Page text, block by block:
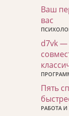
Ваш
вас
d7vk —
Пять
РАБОТА И